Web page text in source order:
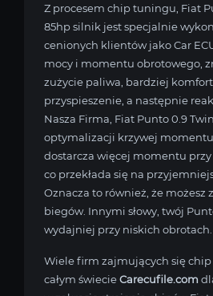
Z procesem chip tuningu, Fiat
85hp silnik jest specjalnie
cenionych klientów jako Car
mocy i momentu obrotowego,
zużycie paliwa, bardziej
przyspieszenie, a następnie
Nasza Firma, Fiat Punto 0.9
optymalizacji krzywej
dostarcza więcej momentu przy
co przekłada się na
Oznacza to również, że możesz
biegów. Innymi słowy, twój
wydajniej przy niskich obrotach.
Wiele firm zajmujących się
całym świecieCarecufile.com